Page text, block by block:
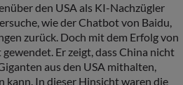
den USA als KI-Nachzügler
wie der Chatbot von Baidu,
zurück. Doch mit dem Erfolg von
Er zeigt, dass China nicht
aus den USA mithalten,
kann. In dieser Hinsicht waren die